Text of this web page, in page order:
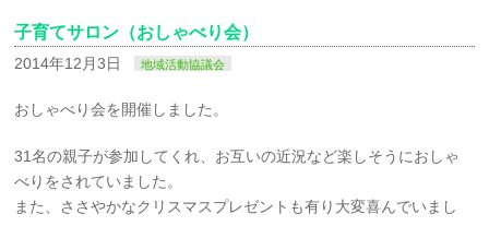
子育てサロン（おしゃべり会）
2014年12月3日 地域活動協議会
おしゃべり会を開催しました。
31名の親子が参加してくれ、お互いの近況など楽しそうにおしゃ
べりをされていました。
また、ささやかなクリスマスプレゼントも有り大変喜んでいまし